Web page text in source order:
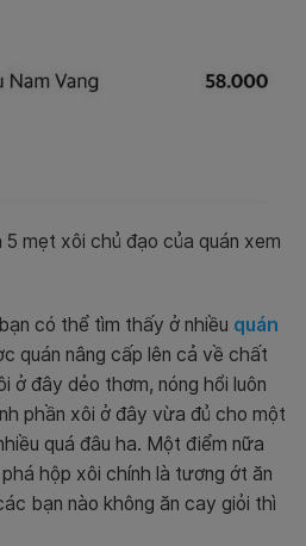
5 mẹt xôi chủ đạo của quán xem
có thể tìm thấy ở nhiều quán
quán nâng cấp lên cả về chất
ở đây dẻo thơm, nóng hổi luôn
phần xôi ở đây vừa đủ cho một
quá đâu ha. Một điểm nữa
hộp xôi chính là tương ớt ăn
bạn nào không ăn cay giỏi thì